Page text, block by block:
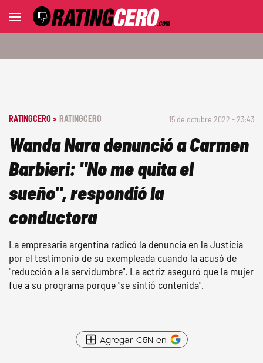
RATINGCERO > RATINGCERO 15 de octubre 2022 - 23:43
Wanda Nara denunció a Carmen
Barbieri: "No me quita el
sueño", respondió la
conductora
La empresaria argentina radicó la denuncia en la Justicia
por el testimonio de su exempleada cuando la acusó de
"reducción a la servidumbre". La actriz aseguró que la mujer
fue a su programa porque "se sintió contenida".
Agregar C5N en